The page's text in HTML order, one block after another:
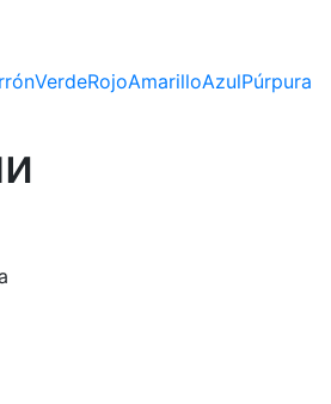
VerdeRojoAmarilloAzulPúrpura